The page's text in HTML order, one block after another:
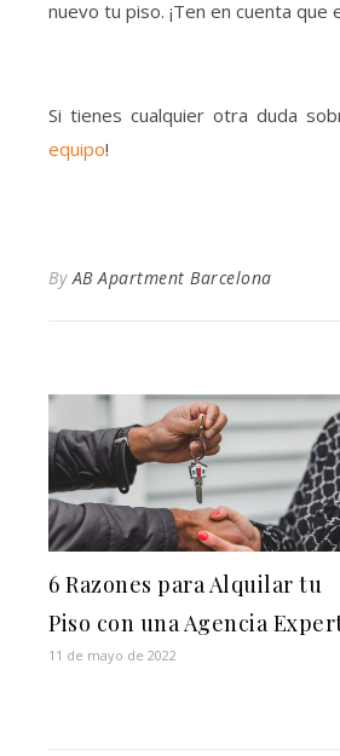
nuevo tu piso. ¡Ten en cuenta
Si tienes cualquier otra duda
equipo!
ByAB Apartment Barcelona
6 Razones para Alquilar tu
Piso con una Agencia
11 de mayo de 2022